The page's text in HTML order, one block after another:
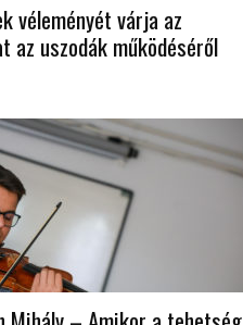
véleményét várja az
az uszodák működéséről